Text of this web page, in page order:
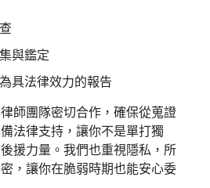
與鑑定
具法律效力的報告
師團隊密切合作，確保從蒐證
法律支持，讓你不是單打獨
援力量。我們也重視隱私，所
，讓你在脆弱時期也能安心委